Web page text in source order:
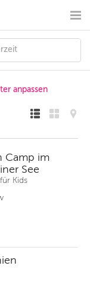
Camp im
See
Kids